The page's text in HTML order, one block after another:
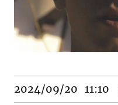
2024/09/20 11:10